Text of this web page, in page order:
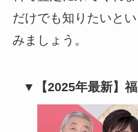
だけでも知りたいと
みましょう。
▼【2025年最新】